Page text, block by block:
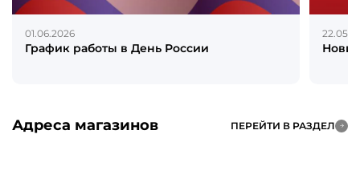
01.06.2026
График работы в День России
Адреса магазинов ПЕРЕЙТИ В РАЗДЕЛ